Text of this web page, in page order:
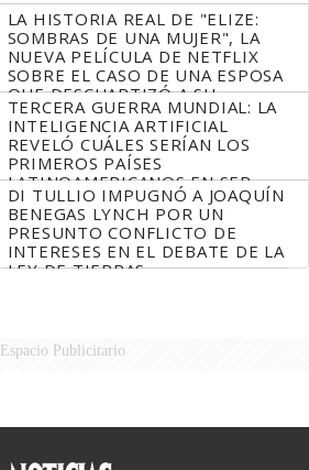
LA HISTORIA REAL DE "ELIZE:
SOMBRAS DE UNA MUJER", LA
NUEVA PELÍCULA DE NETFLIX
SOBRE EL CASO DE UNA ESPOSA
QUE DESCUARTIZÓ A SU
MARIDO
TERCERA GUERRA MUNDIAL: LA
INTELIGENCIA ARTIFICIAL
REVELÓ CUÁLES SERÍAN LOS
PRIMEROS PAÍSES
LATINOAMERICANOS EN SER
DERROTADOS
DI TULLIO IMPUGNÓ A JOAQUÍN
BENEGAS LYNCH POR UN
PRESUNTO CONFLICTO DE
INTERESES EN EL DEBATE DE LA
LEY DE TIERRAS
Espacio Publicitario